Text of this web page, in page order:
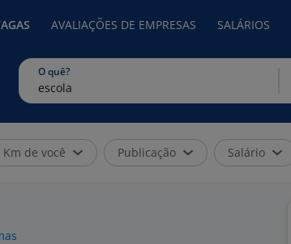
AVALIAÇÕES DE EMPRESAS SALÁRIOS
O quê?
Km de você Publicação Salário